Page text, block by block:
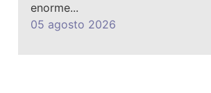
enorme...
05 agosto 2026